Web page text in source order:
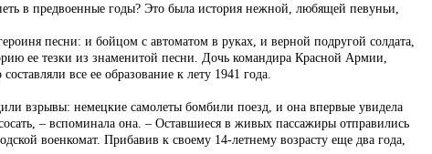
в предвоенные годы? Это была история нежной, любящей певуньи,
песни: и бойцом с автоматом в руках, и верной подругой солдата,
ее тезки из знаменитой песни. Дочь командира Красной Армии,
все ее образование к лету 1941 года.
взрывы: немецкие самолеты бомбили поезд, и она впервые увидела
– вспоминала она. – Оставшиеся в живых пассажиры отправились
военкомат. Прибавив к своему 14-летнему возрасту еще два года,